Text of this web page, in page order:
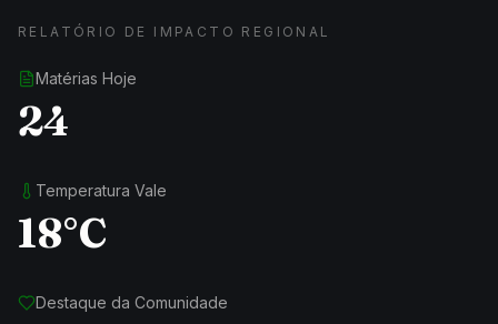
RELATÓRIO DE IMPACTO REGIONAL
Matérias Hoje
24
Temperatura Vale
18°C
Destaque da Comunidade